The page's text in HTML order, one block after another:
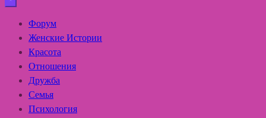
Форум
Женские Истории
Красота
Отношения
Дружба
Семья
Психология